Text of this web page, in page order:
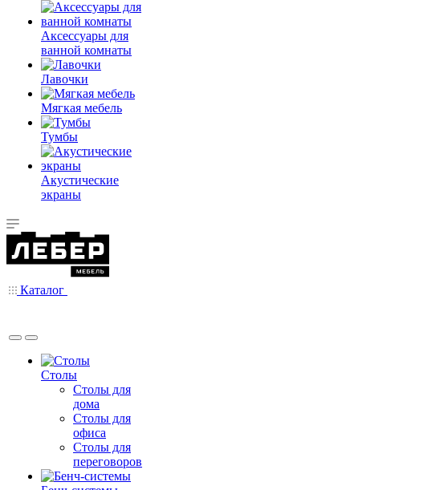
Аксессуары для
ванной комнаты
Лавочки
Мягкая мебель
Тумбы
Акустические
экраны
Каталог
Столы
Столы для
дома
Столы для
офиса
Столы для
переговоров